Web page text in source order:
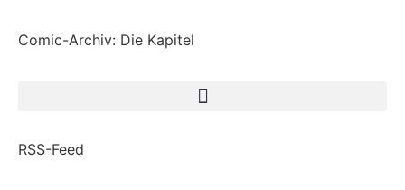
Comic-Archiv: Die Kapitel
RSS-Feed